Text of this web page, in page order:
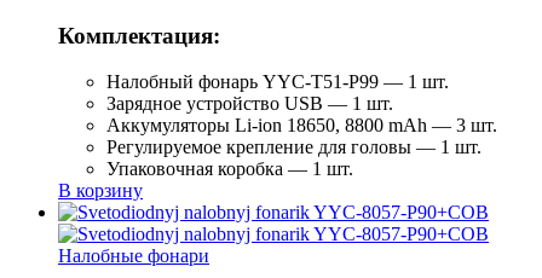
Комплектация:
Налобный фонарь YYC-T51-P99 — 1 шт.
Зарядное устройство USB — 1 шт.
Аккумуляторы Li-ion 18650, 8800 mAh — 3 шт.
Регулируемое крепление для головы — 1 шт.
Упаковочная коробка — 1 шт.
В корзину
Налобные фонари